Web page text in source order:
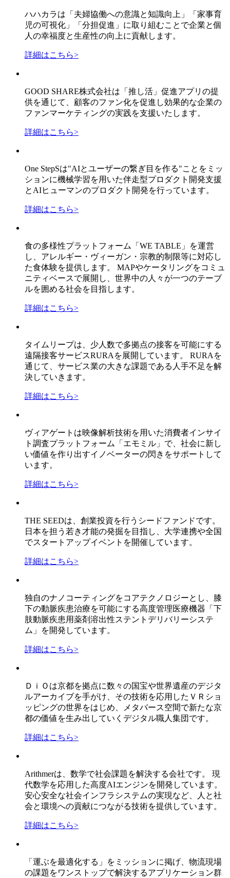
ハハカラは「夫婦協働への意識と知識向上」「家事育
児の可視化」「分担促進」に取り組むことで企業と個
人の幸福度と生産性の向上に貢献します。
詳細はこちら>
GOOD SHARE株式会社は「推し活」促進アプリの提
供を通じて、顧客のファン化を促進し効果的な企業の
ファンマーケティングの実践を支援いたします。
詳細はこちら>
One StepSは"AIとユーザーの繋ぎ目を作る"ことをミッ
ションに機械学習を用いた伴走型プロダクト開発支援
とAIヒューマンのプロダクト開発を行っています。
詳細はこちら>
食の多様性プラットフォーム「WE TABLE」を運営
し、アレルギー・ヴィーガン・宗教的制限等に対応し
た食体験を提供します。 MAPやケータリングをコミュ
ニティベースで展開し、世界中の人々が一つのテーブ
ルを囲める社会を目指します。
詳細はこちら>
タイムリープは、少人数で多拠点の接客を可能にする
遠隔接客サービスRURAを展開しています。 RURAを
通じて、サービス業の大きな課題である人手不足を解
決していきます。
詳細はこちら>
ヴィアゲートは映像解析技術を用いた消費者インサイ
ト調査プラットフォーム「エモミル」で、社会に新し
い価値を作り出すイノベーターの閃きをサポートして
います。
詳細はこちら>
THE SEEDは、創業投資を行うシードファンドです。
日本を担う若き才能の発掘を目指し、大学連携や全国
でスタートアップイベントを開催しています。
詳細はこちら>
独自のナノコーティングをコアテクノロジーとし、膝
下の動脈疾患治療を可能にする高度管理医療機器「下
肢動脈疾患用薬剤溶出性ステントデリバリーシステ
ム」を開発しています。
詳細はこちら>
ＤｉＯは京都を拠点に数々の国宝や世界遺産のデジタ
ルアーカイブを手がけ、その技術を応用したＶＲショ
ッピングの世界をはじめ、メタバース空間で新たな京
都の価値を生み出していくデジタル職人集団です。
詳細はこちら>
Arithmerは、数学で社会課題を解決する会社です。 現
代数学を応用した高度AIエンジンを開発しています。
安心安全な社会インフラシステムの実現など、人と社
会と環境への貢献につながる技術を提供しています。
詳細はこちら>
「運ぶを最適化する」をミッションに掲げ、物流現場
の課題をワンストップで解決するアプリケーション群